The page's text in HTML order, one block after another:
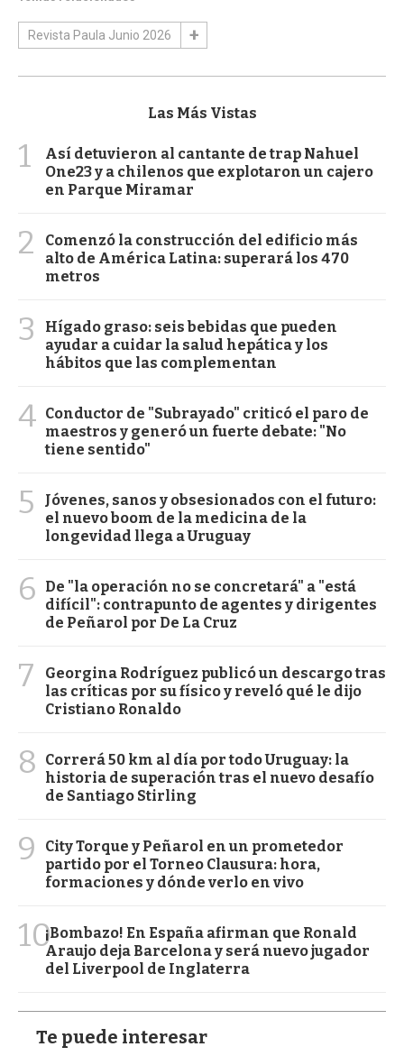
Revista Paula Junio 2026
Las Más Vistas
1
Así detuvieron al cantante de trap Nahuel
One23 y a chilenos que explotaron un cajero
en Parque Miramar
2
Comenzó la construcción del edificio más
alto de América Latina: superará los 470
metros
3
Hígado graso: seis bebidas que pueden
ayudar a cuidar la salud hepática y los
hábitos que las complementan
4 Conductor de "Subrayado" criticó el paro de
maestros y generó un fuerte debate: "No
tiene sentido"
5
Jóvenes, sanos y obsesionados con el futuro:
el nuevo boom de la medicina de la
longevidad llega a Uruguay
6
De "la operación no se concretará" a "está
difícil": contrapunto de agentes y dirigentes
de Peñarol por De La Cruz
7
Georgina Rodríguez publicó un descargo tras
las críticas por su físico y reveló qué le dijo
Cristiano Ronaldo
8
Correrá 50 km al día por todo Uruguay: la
historia de superación tras el nuevo desafío
de Santiago Stirling
9
City Torque y Peñarol en un prometedor
partido por el Torneo Clausura: hora,
formaciones y dónde verlo en vivo
10¡Bombazo! En España afirman que Ronald
Araujo deja Barcelona y será nuevo jugador
del Liverpool de Inglaterra
Te puede interesar